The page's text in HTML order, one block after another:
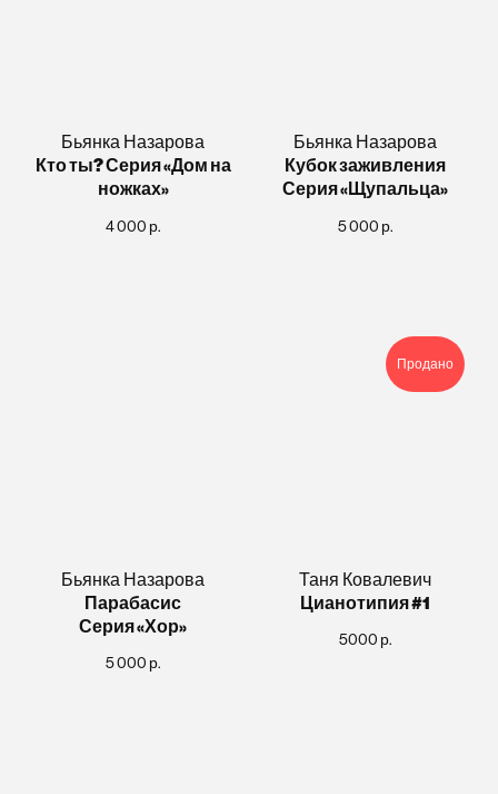
Бьянка Назарова
Кто ты? Серия «Дом на
ножках»
4 000 р.
Бьянка Назарова
Кубок заживления
Серия «Щупальца»
5 000 р.
Бьянка Назарова
Парабасис
Серия «Хор»
5 000 р.
Продано
Таня Ковалевич
Цианотипия #1
5000 р.